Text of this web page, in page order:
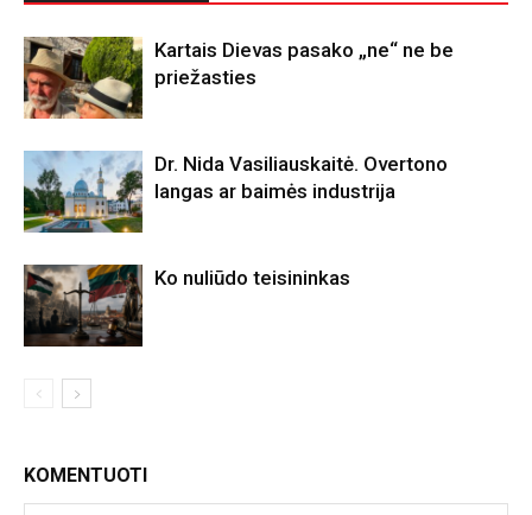
Kartais Dievas pasako „ne“ ne be
priežasties
Dr. Nida Vasiliauskaitė. Overtono
langas ar baimės industrija
Ko nuliūdo teisininkas
KOMENTUOTI